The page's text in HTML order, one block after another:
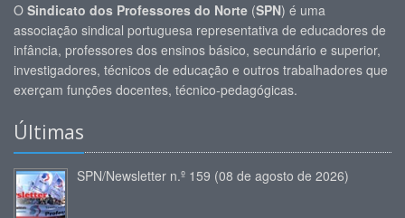
O Sindicato dos Professores do Norte (SPN) é uma
associação sindical portuguesa representativa de educadores de
infância, professores dos ensinos básico, secundário e superior,
investigadores, técnicos de educação e outros trabalhadores que
exerçam funções docentes, técnico-pedagógicas.
Últimas
SPN/Newsletter n.º 159 (08 de agosto de 2026)